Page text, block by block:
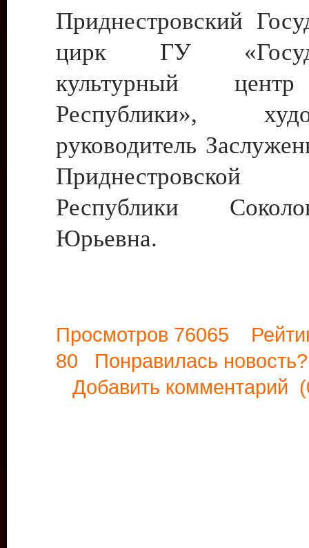
Приднестровский
цирк ГУ
культурный
Республики»,
руководитель
Приднестровской
Республики
Юрьевна.
Просмотров 76065
80 Понравилась
Добавить комментарий